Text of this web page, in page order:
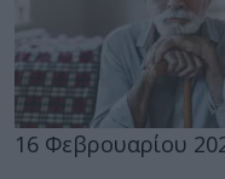
16 Φεβρουαρίου